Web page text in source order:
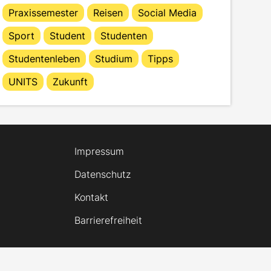
Praxissemester
Reisen
Social Media
Sport
Student
Studenten
Studentenleben
Studium
Tipps
UNITS
Zukunft
Impressum
Datenschutz
Kontakt
Barrierefreiheit